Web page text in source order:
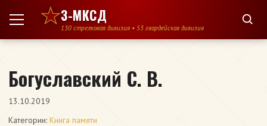
Перейти к содержимому
3-МКСД
130 стрелковая дивизия • 53 гвардейская дивизия
Богуславский С. В.
13.10.2019
Категории: Книга памяти